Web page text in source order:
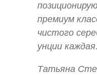
премиум
чистого
унции каждая.
Татьяна